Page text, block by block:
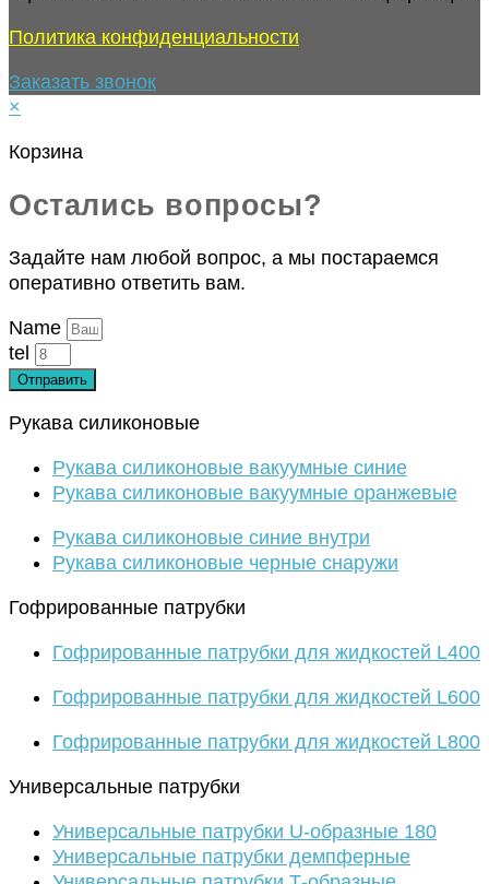
Политика конфиденциальности
Заказать звонок
×
Корзина
Остались вопросы?
Задайте нам любой вопрос, а мы постараемся
оперативно ответить вам.
Name
tel
Отправить
Рукава силиконовые
Рукава силиконовые вакуумные синие
Рукава силиконовые вакуумные оранжевые
Рукава силиконовые синие внутри
Рукава силиконовые черные снаружи
Гофрированные патрубки
Гофрированные патрубки для жидкостей L400
Гофрированные патрубки для жидкостей L600
Гофрированные патрубки для жидкостей L800
Универсальные патрубки
Универсальные патрубки U-образные 180
Универсальные патрубки демпферные